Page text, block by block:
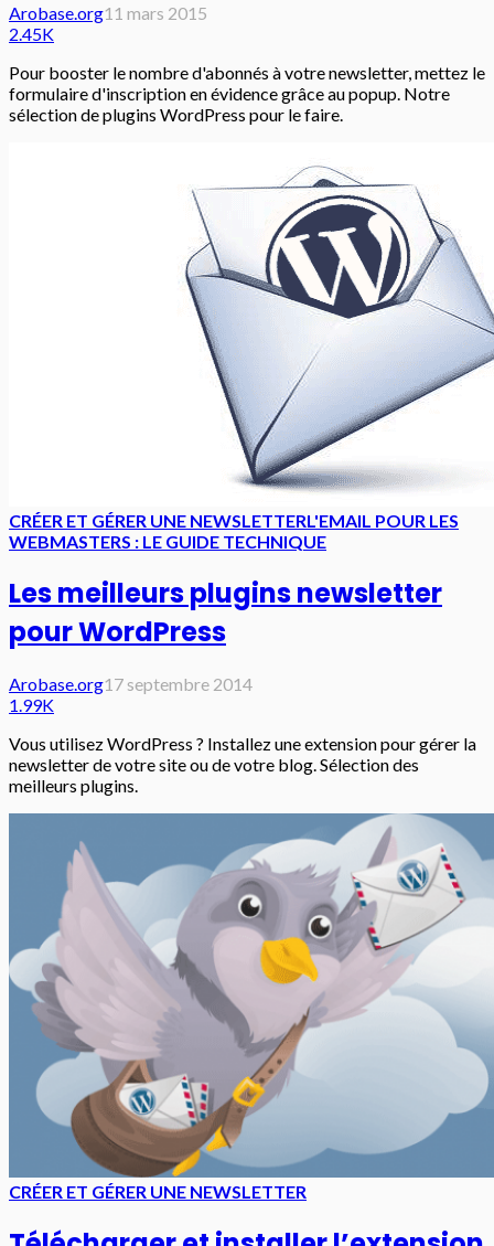
Arobase.org11 mars 2015
2.45K
Pour booster le nombre d'abonnés à votre newsletter, mettez le
formulaire d'inscription en évidence grâce au popup. Notre
sélection de plugins WordPress pour le faire.
CRÉER ET GÉRER UNE NEWSLETTERL'EMAIL POUR LES
WEBMASTERS : LE GUIDE TECHNIQUE
Les meilleurs plugins newsletter
pour WordPress
Arobase.org17 septembre 2014
1.99K
Vous utilisez WordPress ? Installez une extension pour gérer la
newsletter de votre site ou de votre blog. Sélection des
meilleurs plugins.
CRÉER ET GÉRER UNE NEWSLETTER